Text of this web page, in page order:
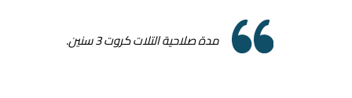
مدة صلاحية التلات كروت 3 سنين.